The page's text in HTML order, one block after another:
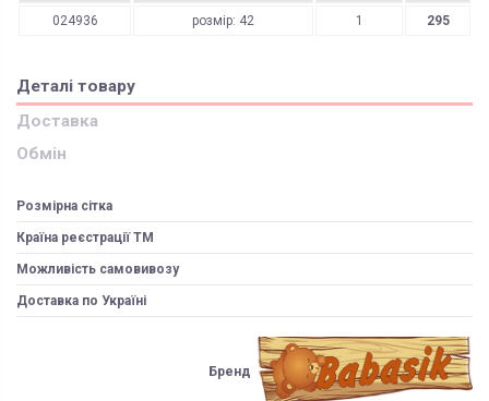
024936 розмір: 42 1 295
Деталі товару
Доставка
Обмін
Розмірна сітка
Країна реєстрації ТМ
Можливість самовивозу
Доставка по Україні
Бренд